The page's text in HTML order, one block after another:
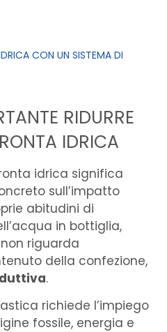
CON UN SISTEMA DI
RIDURRE
IDRICA
idrica significa
sull’impatto
abitudini di
in bottiglia,
riguarda
della confezione,
.
richiede l’impiego
fossile, energia e